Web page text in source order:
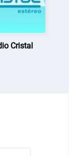
Cristal